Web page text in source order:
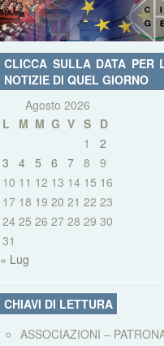
CLICCA SULLA DATA PER
NOTIZIE DI QUEL GIORNO
Agosto 2026
L
M M G V S D
1
2
3
4 5 6 7 8
9
10 11 12 13 14 15 16
17 18 19 20 21 22 23
24 25 26 27 28 29 30
31
« Lug
CHIAVI DI LETTURA
ASSOCIAZIONI –